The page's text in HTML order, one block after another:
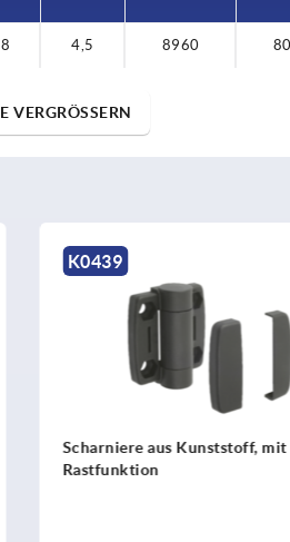
4,5 8960
VERGRÖSSERN
Scharniere
voreingestellter